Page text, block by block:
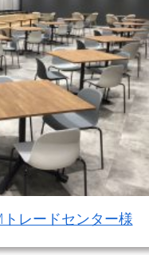
レードセンター様